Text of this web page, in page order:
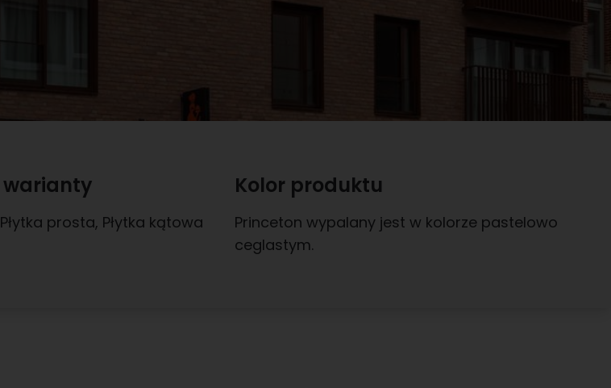
warianty
Płytka prosta, Płytka kątowa
Kolor produktu
Princeton wypalany jest w kolorze pastelowo
ceglastym.